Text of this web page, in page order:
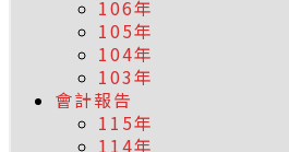
106年
105年
104年
103年
會計報告
115年
114年